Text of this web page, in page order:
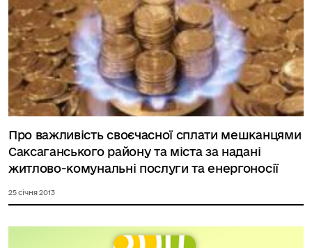
Про важливість своєчасної сплати мешканцями
Саксаганського району та міста за надані
житлово-комунальні послуги та енергоносії
25 січня 2013